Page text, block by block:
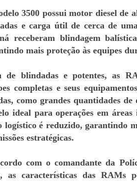
3500 possui motor diesel de
e carga útil de cerca de
receberam blindagem
mais proteção às equipes
de blindadas e potentes, as
completas e seus
como grandes quantidades
ideal para operações em
logístico é reduzido, garantindo
estratégicas.
com o comandante da
as características das RAMs